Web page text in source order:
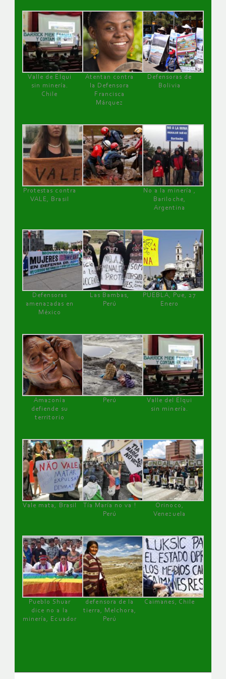
Valle de Elqui
sin minería.
Chile
Atentan contra
la Defensora
Francisca
Márquez
Defensoras de
Bolivia
Protestas contra
VALE, Brasil
No a la minería ,
Bariloche,
Argentina
Defensoras
amenazadas en
México
Las Bambas,
Perú
PUEBLA, Pue, 27
Enero
Amazonía
defiende su
territorio
Perú
Valle del Elqui
sin minería.
Vale mata, Brasil
Tía María no va !
Perú
Orinoco,
Venezuela
Pueblo Shuar
dice no a la
minería, Ecuador
defensora de la
tierra, Melchora,
Perú
Caimanes, Chile